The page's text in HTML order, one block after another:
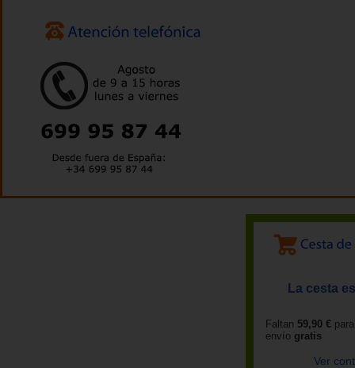
La cesta
Faltan 59,90 €
envío gratis
Ver